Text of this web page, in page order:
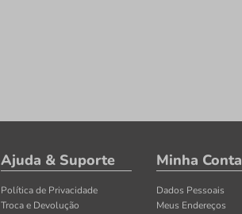
Ajuda & Suporte
Política de Privacidade
Troca e Devolução
Minha Conta
Dados Pessoais
Meus Endereços